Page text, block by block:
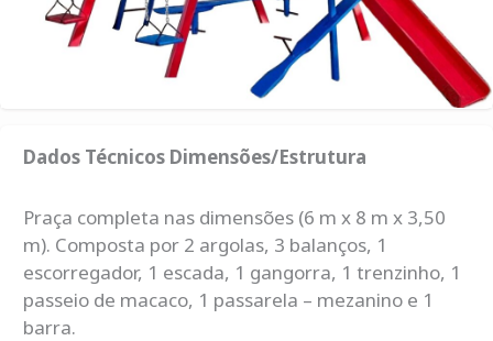
Dados Técnicos Dimensões/Estrutura
Praça completa nas dimensões (6 m x 8 m x 3,50
m). Composta por 2 argolas, 3 balanços, 1
escorregador, 1 escada, 1 gangorra, 1 trenzinho, 1
passeio de macaco, 1 passarela – mezanino e 1
barra.